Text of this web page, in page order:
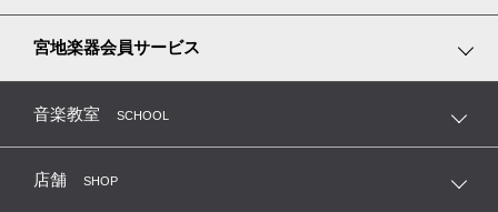
ピアノ調律
弦楽器の修理・調整・毛替
管楽器の修理・リペア
宮地楽器会員サービス
MTC 指導者友の会（鍵盤楽器）
MEP 宮地ユーロピアノクラブ
音楽教室 SCHOOL
店舗 SHOP